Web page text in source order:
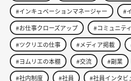
#インキュベーションマネージャー
#
#お仕事クローズアップ
#コミュニテ
#ツクリエの仕事
#メディア掲載
#ヨムリエの本棚
#交流 #副業
#社内制度
#社員 #社員インタビ